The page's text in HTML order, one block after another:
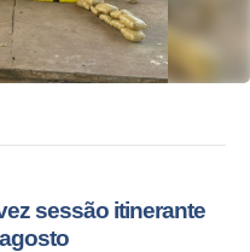
sessão itinerante